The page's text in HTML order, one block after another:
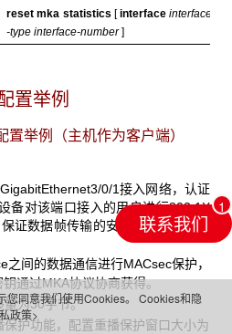
reset mka statistics [ interfaceinterface
-type interface-number]
置举例
举例（主机作为客户端）
0/1接入网络，认证
备对该端口接入的用户进行802.1X
证数据帧传输的安全性，有以下具
间的数据通信进行MACsec保护，
通过MKA协议协商获得。
为30字节。
护功能，配置重播保护窗口大小为
联系我们
同意我们使用Cookies。 Cookies和隐
政策>